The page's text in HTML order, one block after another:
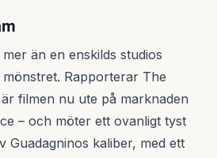
än en enskilds studios
Rapporterar The
filmen nu ute på marknaden
– och möter ett ovanligt tyst
Guadagninos kaliber, med ett